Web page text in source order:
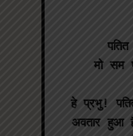
मो सम
हे प्रभु!
अवतार हुआ